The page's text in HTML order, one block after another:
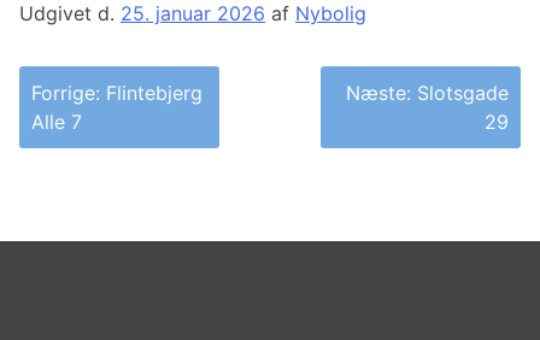
Udgivet d. 25. januar 2026 af Nybolig
Indlægsnavigation
Forrige: Flintebjerg
Alle 7
Næste: Slotsgade
29